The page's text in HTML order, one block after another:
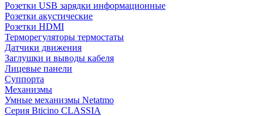
Розетки USB зарядки информационные
Розетки акустические
Розетки HDMI
Терморегуляторы термостаты
Датчики движения
Заглушки и выводы кабеля
Лицевые панели
Суппорта
Механизмы
Умные механизмы Netatmo
Серия Bticino CLASSIA